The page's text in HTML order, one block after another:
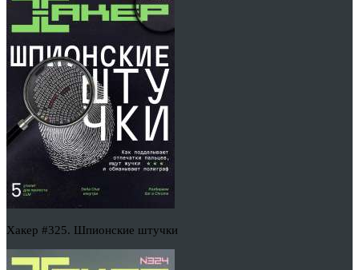
Хакер #325. Шпионские штучки